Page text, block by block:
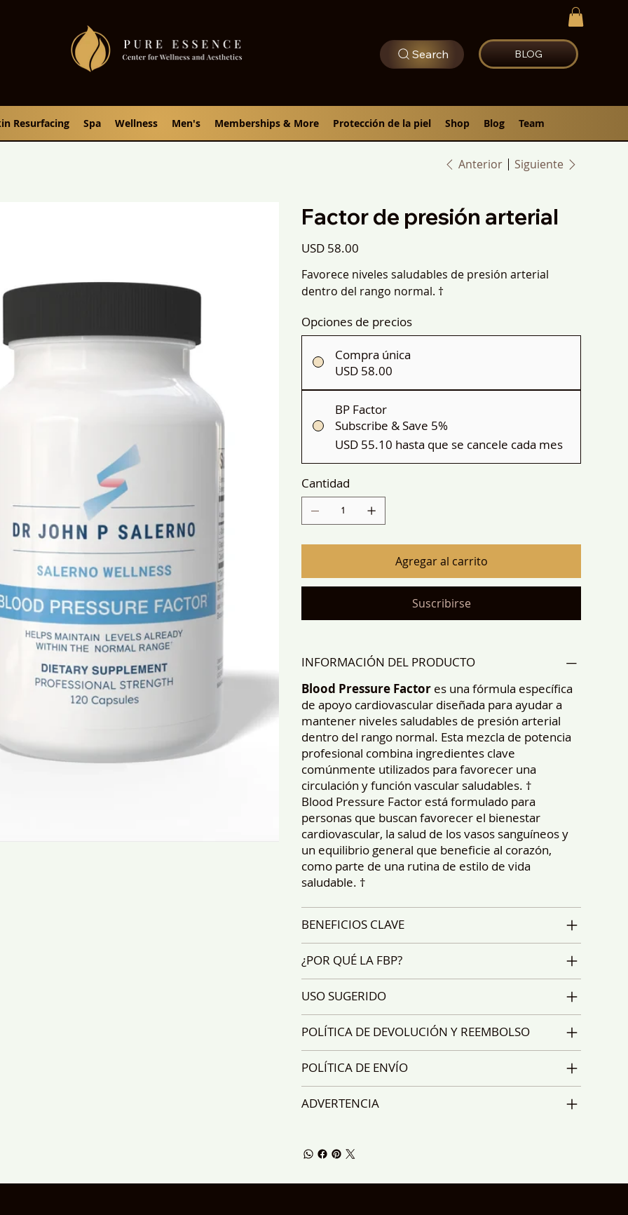
Search BLOG
Resurfacing Spa Wellness Men's Memberships & More Protección de la piel Shop Blog Team
Anterior Siguiente
Factor de presión arterial
Precio
USD 58.00
Favorece niveles saludables de presión arterial
dentro del rango normal. †
Opciones de precios
Compra única
USD 58.00
BP Factor
Subscribe & Save 5%
USD 55.10 hasta que se cancele cada mes
Cantidad
Agregar al carrito
Suscribirse
INFORMACIÓN DEL PRODUCTO
Blood Pressure Factores una fórmula específica
de apoyo cardiovascular diseñada para ayudar a
mantener niveles saludables de presión arterial
dentro del rango normal. Esta mezcla de potencia
profesional combina ingredientes clave
comúnmente utilizados para favorecer una
circulación y función vascular saludables. †
Blood Pressure Factor está formulado para
personas que buscan favorecer el bienestar
cardiovascular, la salud de los vasos sanguíneos y
un equilibrio general que beneficie al corazón,
como parte de una rutina de estilo de vida
saludable. †
BENEFICIOS CLAVE
¿POR QUÉ LA FBP?
USO SUGERIDO
POLÍTICA DE DEVOLUCIÓN Y REEMBOLSO
POLÍTICA DE ENVÍO
ADVERTENCIA